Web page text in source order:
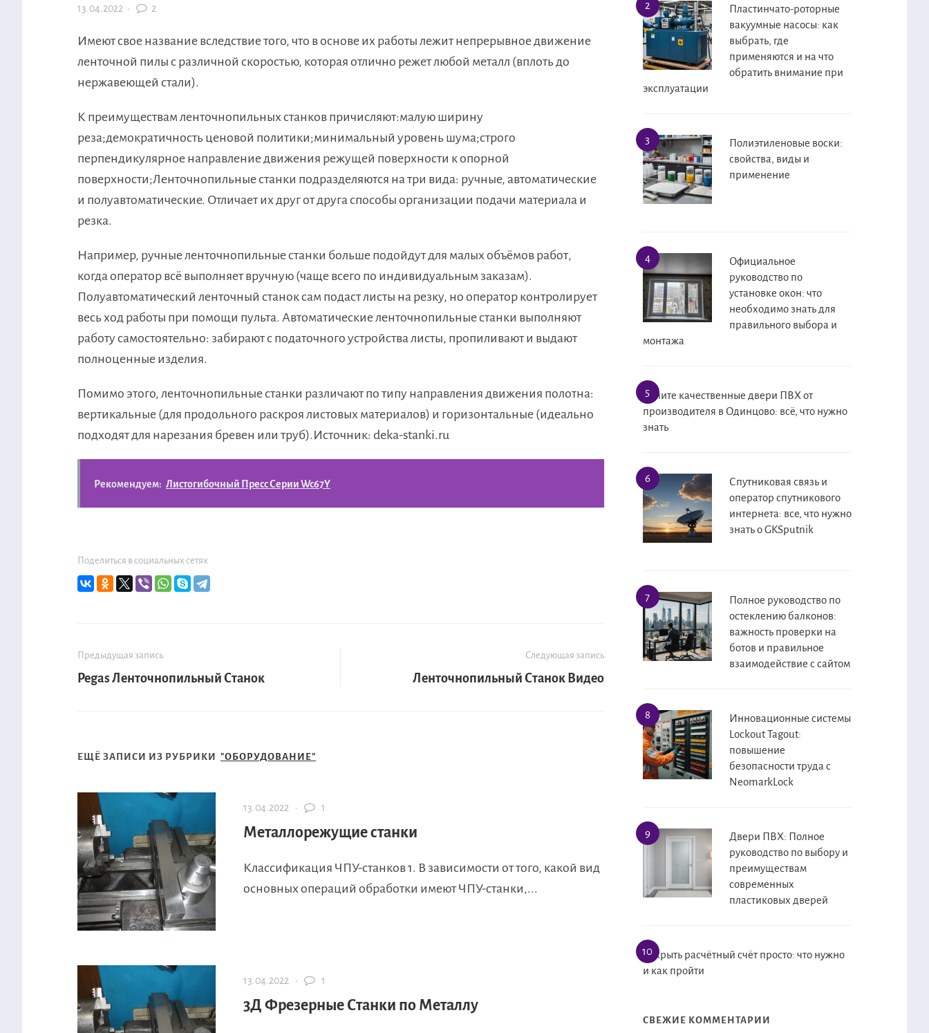
13.04.2022 · 2
Имеют свое название вследствие того, что в основе их работы лежит непрерывное движение
ленточной пилы с различной скоростью, которая отлично режет любой металл (вплоть до
нержавеющей стали).
К преимуществам ленточнопильных станков причисляют:малую ширину
реза;демократичность ценовой политики;минимальный уровень шума;строго
перпендикулярное направление движения режущей поверхности к опорной
поверхности;Ленточнопильные станки подразделяются на три вида: ручные, автоматические
и полуавтоматические. Отличает их друг от друга способы организации подачи материала и
резка.
Например, ручные ленточнопильные станки больше подойдут для малых объёмов работ,
когда оператор всё выполняет вручную (чаще всего по индивидуальным заказам).
Полуавтоматический ленточный станок сам подаст листы на резку, но оператор контролирует
весь ход работы при помощи пульта. Автоматические ленточнопильные станки выполняют
работу самостоятельно: забирают с податочного устройства листы, пропиливают и выдают
полноценные изделия.
Помимо этого, ленточнопильные станки различают по типу направления движения полотна:
вертикальные (для продольного раскроя листовых материалов) и горизонтальные (идеально
подходят для нарезания бревен или труб).Источник: deka-stanki.ru
Рекомендуем: Листогибочный Пресс Серии Wc67Y
Поделиться в социальных сетях
Предыдущая запись
Pegas Ленточнопильный Станок
Следующая запись
Ленточнопильный Станок Видео
ЕЩЁ ЗАПИСИ ИЗ РУБРИКИ "ОБОРУДОВАНИЕ"
13.04.2022 · 1
Металлорежущие станки
Классификация ЧПУ-станков 1. В зависимости от того, какой вид
основных операций обработки имеют ЧПУ-станки,...
13.04.2022 · 1
3Д Фрезерные Станки по Металлу
Пластинчато-роторные
вакуумные насосы: как
выбрать, где
применяются и на что
обратить внимание при
эксплуатации
Полиэтиленовые воски:
свойства, виды и
применение
Официальное
руководство по
установке окон: что
необходимо знать для
правильного выбора и
монтажа
Купите качественные двери ПВХ от
производителя в Одинцово: всё, что нужно
знать
Спутниковая связь и
оператор спутникового
интернета: все, что нужно
знать о GKSputnik
Полное руководство по
остеклению балконов:
важность проверки на
ботов и правильное
взаимодействие с сайтом
Инновационные системы
Lockout Tagout:
повышение
безопасности труда с
NeomarkLock
Двери ПВХ: Полное
руководство по выбору и
преимуществам
современных
пластиковых дверей
Открыть расчётный счёт просто: что нужно
и как пройти
СВЕЖИЕ КОММЕНТАРИИ